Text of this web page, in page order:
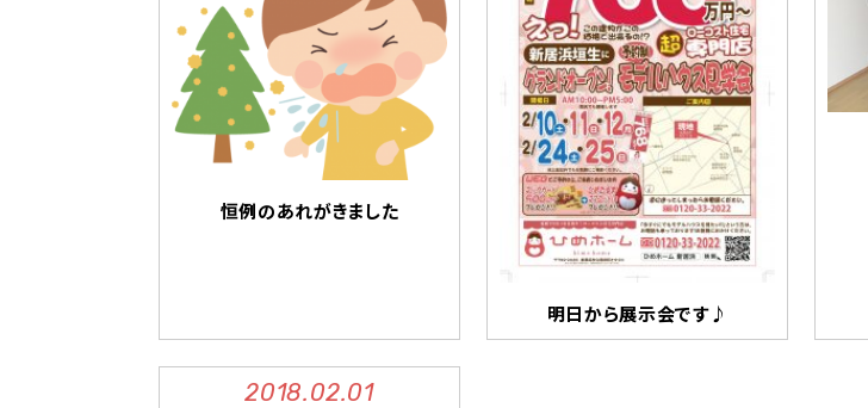
恒例のあれがきました
明日から展示会です♪
2018.02.01